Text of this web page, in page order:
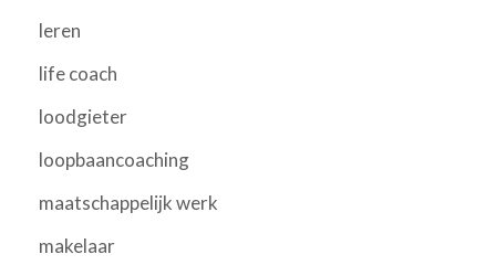
leren
life coach
loodgieter
loopbaancoaching
maatschappelijk werk
makelaar